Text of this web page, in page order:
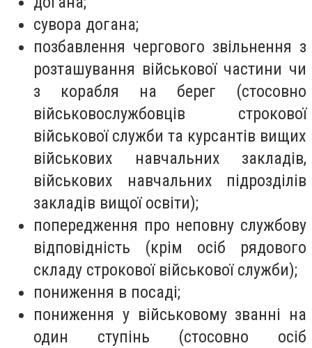
сувора догана;
позбавлення чергового звільнення з
розташування військової частини чи
з корабля на берег (стосовно
військовослужбовців строкової
військової служби та курсантів вищих
військових навчальних закладів,
військових навчальних підрозділів
закладів вищої освіти);
попередження про неповну службову
відповідність (крім осіб рядового
складу строкової військової служби);
пониження в посаді;
пониження у військовому званні на
один ступінь (стосовно осіб